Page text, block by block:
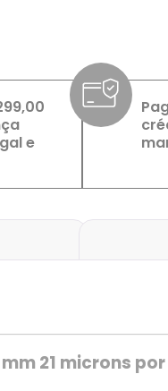
e
21 microns